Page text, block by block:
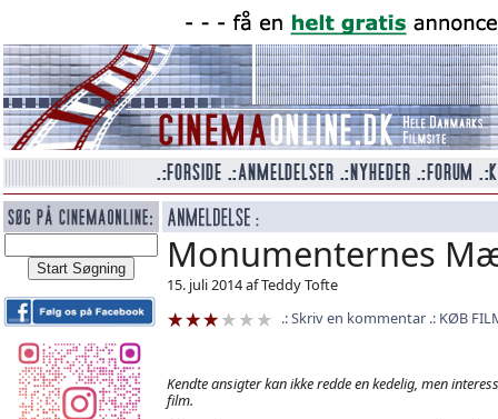
Monumenternes
15. juli 2014 af Teddy Tofte
Skriv en kommentar
KØB
Kendte ansigter kan ikke redde en kedelig, men
film.